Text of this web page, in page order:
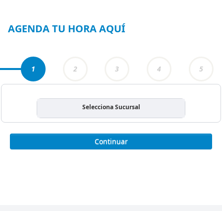
AGENDA TU HORA AQUÍ
1 2 3 4 5
Selecciona Sucursal
Continuar